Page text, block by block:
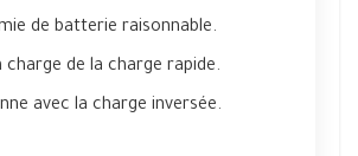
de batterie raisonnable.
charge de la charge rapide.
avec la charge inversée.